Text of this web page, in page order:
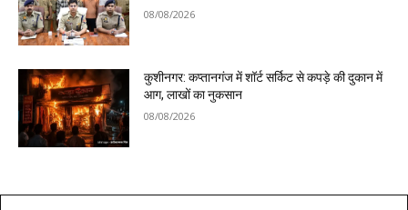
08/08/2026
कुशीनगर: कप्तानगंज में शॉर्ट सर्किट से कपड़े की दुकान में
आग, लाखों का नुकसान
08/08/2026